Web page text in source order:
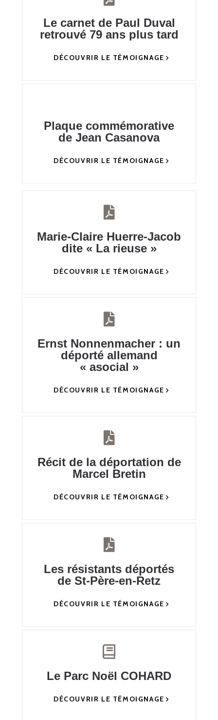
Le carnet de Paul Duval
retrouvé 79 ans plus tard
DÉCOUVRIR LE TÉMOIGNAGE
Plaque commémorative
de Jean Casanova
DÉCOUVRIR LE TÉMOIGNAGE
Marie-Claire Huerre-Jacob
dite « La rieuse »
DÉCOUVRIR LE TÉMOIGNAGE
Ernst Nonnenmacher : un
déporté allemand
« asocial »
DÉCOUVRIR LE TÉMOIGNAGE
Récit de la déportation de
Marcel Bretin
DÉCOUVRIR LE TÉMOIGNAGE
Les résistants déportés
de St-Père-en-Retz
DÉCOUVRIR LE TÉMOIGNAGE
Le Parc Noël COHARD
DÉCOUVRIR LE TÉMOIGNAGE